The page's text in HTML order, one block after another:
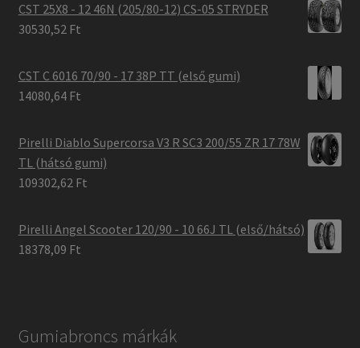
CST 25X8 - 12 46N (205/80-12) CS-05 STRYDER
30530,52 Ft
CST C 6016 70/90 - 17 38P TT (első gumi)
14080,64 Ft
Pirelli Diablo Supercorsa V3 R SC3 200/55 ZR 17 78W
TL (hátsó gumi)
109302,62 Ft
Pirelli Angel Scooter 120/90 - 10 66J TL (első/hátsó)
18378,09 Ft
Gumiabroncs márkák